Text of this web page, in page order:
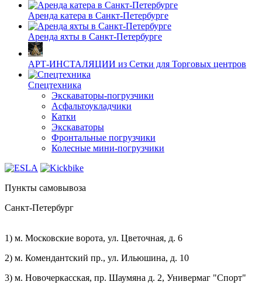
Аренда катера в Санкт-Петербурге
Аренда яхты в Санкт-Петербурге
АРТ-ИНСТАЛЯЦИИ из Сетки для Торговых центров
Спецтехника
Экскаваторы-погрузчики
Асфальтоукладчики
Катки
Экскаваторы
Фронтальные погрузчики
Колесные мини-погрузчики
Пункты самовывоза
Санкт-Петербург
1) м. Московские ворота, ул. Цветочная, д. 6
2) м. Комендантский пр., ул. Ильюшина, д. 10
3) м. Новочеркасская, пр. Шаумяна д. 2, Универмаг "Спорт"